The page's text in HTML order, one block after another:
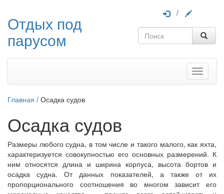
Отдых под
парусом
/
Меню
Главная / Осадка судов
Осадка судов
Размеры любого судна, в том числе и такого малого, как яхта,
характеризуется совокупностью его основных размерений. К
ним относятся длина и ширина корпуса, высота бортов и
осадка судна. От данных показателей, а также от их
пропорционального соотношения во многом зависит его